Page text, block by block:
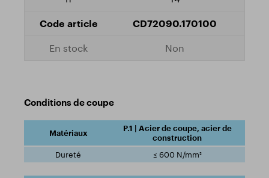
CD72090.170100
Non
Conditions de coupe
P.1 | Acier de coupe, acier de
construction
≤ 600 N/mm²